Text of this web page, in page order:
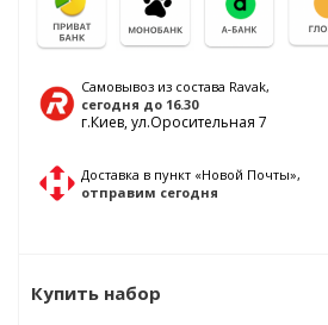
Самовывоз из состава Ravak,
сегодня до 16.30
г.Киев, ул.Оросительная 7
Доставка в пункт «Новой Почты»,
отправим сегодня
Купить набор